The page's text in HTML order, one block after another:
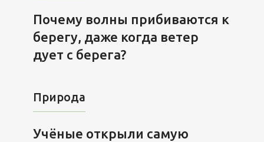
Почему волны прибиваются к
берегу, даже когда ветер
дует с берега?
Природа
Учёные открыли самую